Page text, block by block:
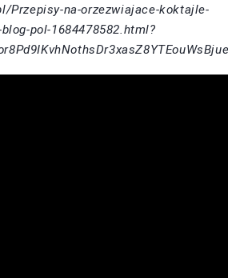
Przepisy-na-orzezwiajace-koktajle-
pol-1684478582.html?